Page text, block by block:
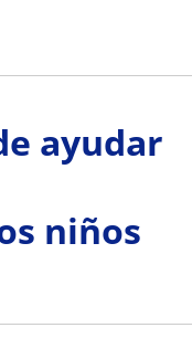
ayudar
niños